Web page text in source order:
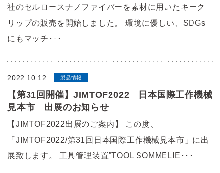
社のセルロースナノファイバーを素材に用いたキーク
リップの販売を開始しました。 環境に優しい、SDGs
にもマッチ･･･
2022.10.12 製品情報
【第31回開催】JIMTOF2022 日本国際工作機械
見本市 出展のお知らせ
【JIMTOF2022出展のご案内】 この度、
「JIMTOF2022/第31回日本国際工作機械見本市」に出
展致します。 工具管理装置”TOOL SOMMELIE･･･